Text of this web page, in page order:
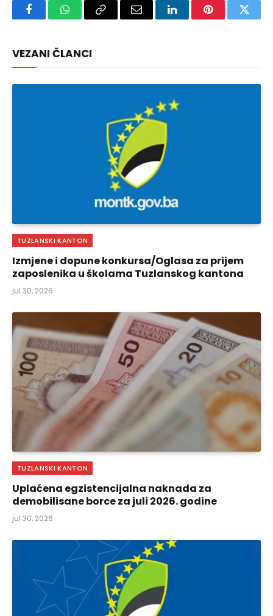
FacebookWhatsAppCopy
Email LinkedInPinterest
VEZANI ČLANCI
TUZLANSKI KANTON
Izmjene i dopune konkursa/Oglasa za prijem
zaposlenika u školama Tuzlanskog kantona
jul 30, 2026
TUZLANSKI KANTON
Uplaćena egzistencijalna naknada za
demobilisane borce za juli 2026. godine
jul 30, 2026